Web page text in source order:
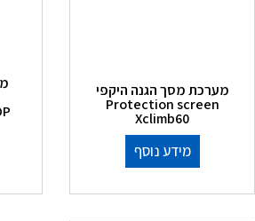
מערכת מסך הגנה היקפי
Protection screen
Xclimb60
מידע נוסף